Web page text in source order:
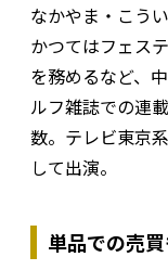
なかやま・こう
かつてはフェス
を務めるなど、
ルフ雑誌での連
数。テレビ東京
して出演。
単品での売